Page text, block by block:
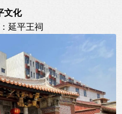
文化
延平王祠